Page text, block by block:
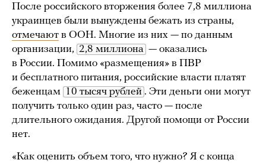
После российского вторжения более 7,8 миллиона
украинцев были вынуждены бежать из страны,
отмечают в ООН. Многие из них — по данным
организации, 2,8 миллиона — оказались
в России. Помимо «размещения» в ПВР
и бесплатного питания, российские власти платят
беженцам 10 тысяч рублей . Эти деньги они могут
получить только один раз, часто — после
длительного ожидания. Другой помощи от России
нет.
«Как оценить объем того, что нужно? Я с конца